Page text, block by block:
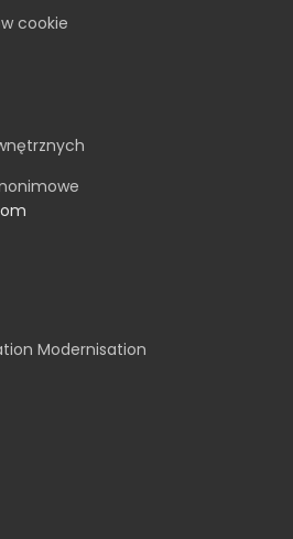
cookie
Modernisation